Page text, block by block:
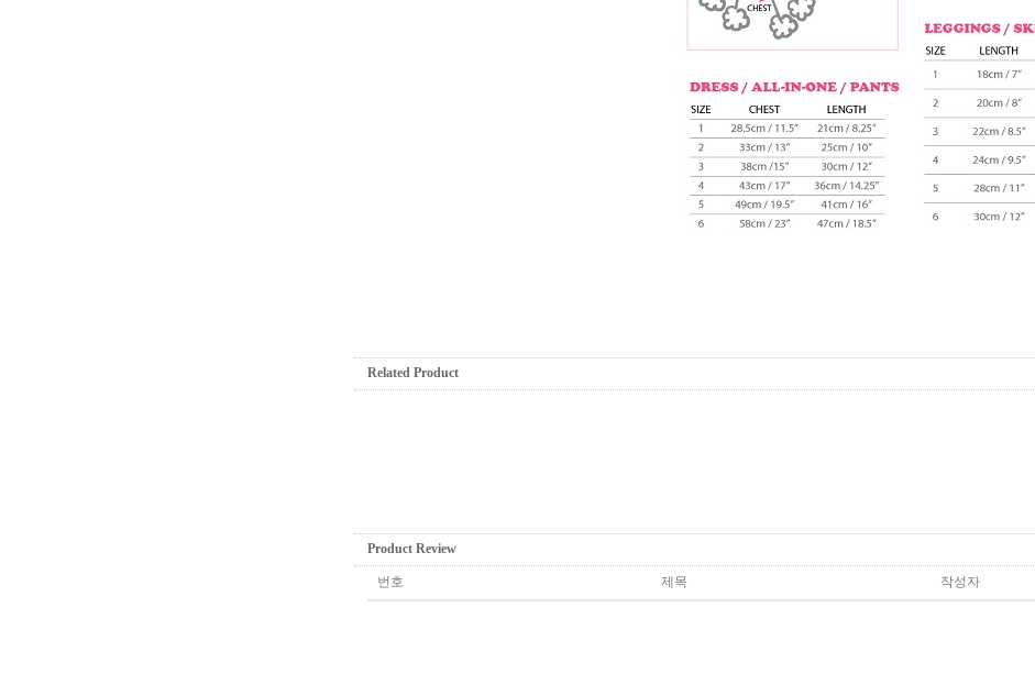
Related Product
Product Review
번호 제목 작성자